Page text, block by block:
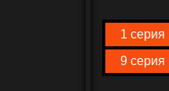
1 серия
9 серия